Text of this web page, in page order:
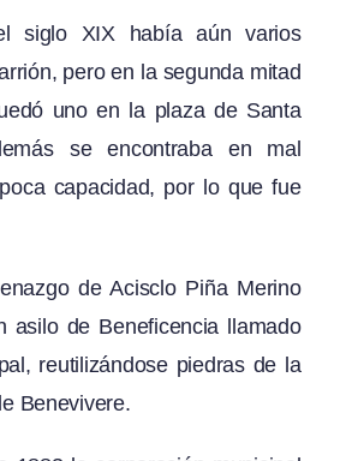
siglo XIX había aún varios
pero en la segunda mitad
uno en la plaza de Santa
se encontraba en mal
capacidad, por lo que fue
de Acisclo Piña Merino
asilo de Beneficencia llamado
reutilizándose piedras de la
Benevivere.